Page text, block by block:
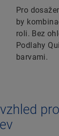
Pro
by
roli. Bez
Podlahy
barvami.